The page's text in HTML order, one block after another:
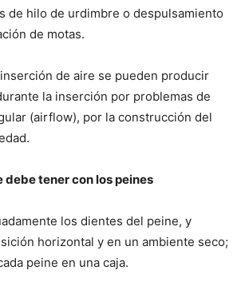
de hilo de urdimbre o despulsamiento
de motas.
de aire se pueden producir
la inserción por problemas de
(airflow), por la construcción del
debe tener con los peines
los dientes del peine, y
horizontal y en un ambiente seco;
peine en una caja.